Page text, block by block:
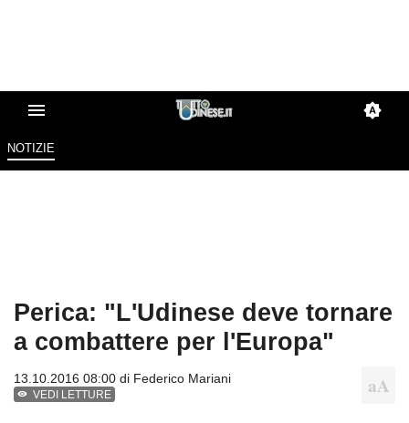
NOTIZIE
Perica: "L'Udinese deve tornare
a combattere per l'Europa"
13.10.2016 08:00 di Federico Mariani
VEDI LETTURE